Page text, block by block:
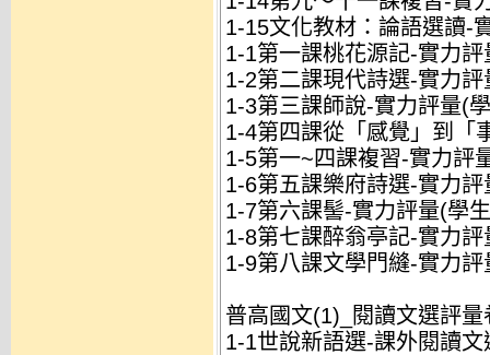
1-15文化教材：論語選讀-
1-1第一課桃花源記-實力
1-2第二課現代詩選-實力
1-3第三課師說-實力評量(
1-4第四課從「感覺」到「
1-5第一~四課複習-實力評
1-6第五課樂府詩選-實力
1-7第六課髻-實力評量(學
1-8第七課醉翁亭記-實力
1-9第八課文學門縫-實力
普高國文(1)_閱讀文選評量
1-1世說新語選-課外閱讀